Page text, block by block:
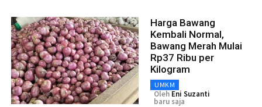
Harga Bawang
Kembali Normal,
Bawang Merah Mulai
Rp37 Ribu per
Kilogram
UMKM
Oleh Eni Suzanti
baru saja